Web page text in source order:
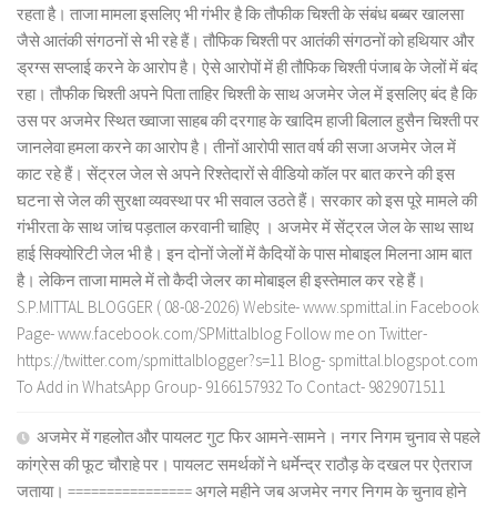
रहता है। ताजा मामला इसलिए भी गंभीर है कि तौफीक चिश्ती के संबंध बब्बर खालसा
जैसे आतंकी संगठनों से भी रहे हैं। तौफिक चिश्ती पर आतंकी संगठनों को हथियार और
ड्रग्स सप्लाई करने के आरोप है। ऐसे आरोपों में ही तौफिक चिश्ती पंजाब के जेलों में बंद
रहा। तौफीक चिश्ती अपने पिता ताहिर चिश्ती के साथ अजमेर जेल में इसलिए बंद है कि
उस पर अजमेर स्थित ख्वाजा साहब की दरगाह के खादिम हाजी बिलाल हुसैन चिश्ती पर
जानलेवा हमला करने का आरोप है। तीनों आरोपी सात वर्ष की सजा अजमेर जेल में
काट रहे हैं। सेंट्रल जेल से अपने रिश्तेदारों से वीडियो कॉल पर बात करने की इस
घटना से जेल की सुरक्षा व्यवस्था पर भी सवाल उठते हैं। सरकार को इस पूरे मामले की
गंभीरता के साथ जांच पड़ताल करवानी चाहिए । अजमेर में सेंट्रल जेल के साथ साथ
हाई सिक्योरिटी जेल भी है। इन दोनों जेलों में कैदियों के पास मोबाइल मिलना आम बात
है। लेकिन ताजा मामले में तो कैदी जेलर का मोबाइल ही इस्तेमाल कर रहे हैं।
S.P.MITTAL BLOGGER ( 08-08-2026) Website- www.spmittal.in Facebook
Page- www.facebook.com/SPMittalblog Follow me on Twitter-
https://twitter.com/spmittalblogger?s=11 Blog- spmittal.blogspot.com
To Add in WhatsApp Group- 9166157932 To Contact- 9829071511
अजमेर में गहलोत और पायलट गुट फिर आमने-सामने। नगर निगम चुनाव से पहले
कांग्रेस की फूट चौराहे पर। पायलट समर्थकों ने धर्मेन्द्र राठौड़ के दखल पर ऐतराज
जताया। ================ अगले महीने जब अजमेर नगर निगम के चुनाव होने